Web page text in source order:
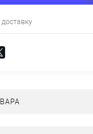
доставку